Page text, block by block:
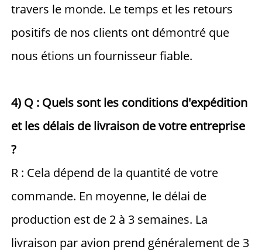
travers le monde. Le temps et les retours
positifs de nos clients ont démontré que
nous étions un fournisseur fiable.
4) Q : Quels sont les conditions d'expédition
et les délais de livraison de votre entreprise
?
R : Cela dépend de la quantité de votre
commande. En moyenne, le délai de
production est de 2 à 3 semaines. La
livraison par avion prend généralement de 3